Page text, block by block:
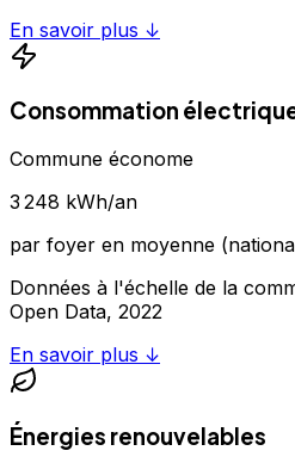
En savoir plus ↓
Consommation
Commune économe
3 248 kWh/an
par foyer en moyenne
Données à l'échelle de la
Open Data, 2022
En savoir plus ↓
Énergies renouvelables